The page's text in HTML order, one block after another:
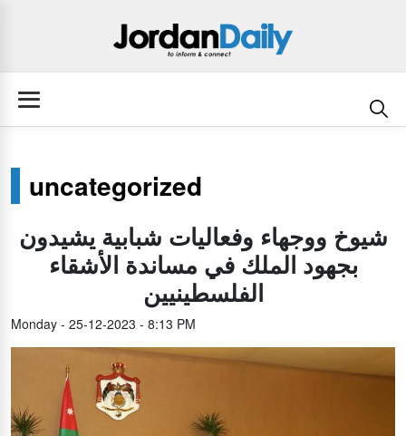
uncategorized
شيوخ ووجهاء وفعاليات شبابية يشيدون
بجهود الملك في مساندة الأشقاء
الفلسطينيين
Monday - 25-12-2023 - 8:13 PM